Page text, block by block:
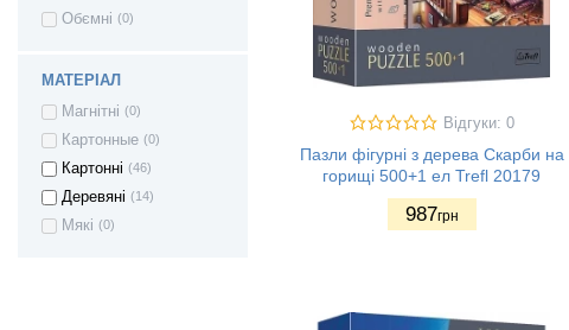
Обємні (0)
МАТЕРІАЛ
Магнітні (0)
Картонные (0)
Картонні (46)
Деревяні (14)
Мякі (0)
Відгуки: 0
Пазли фігурні з дерева Скарби на
горищі 500+1 ел Trefl 20179
987грн